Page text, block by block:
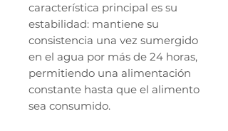
característica principal es su
estabilidad: mantiene su
consistencia una vez sumergido
en el agua por más de 24 horas,
permitiendo una alimentación
constante hasta que el alimento
sea consumido.